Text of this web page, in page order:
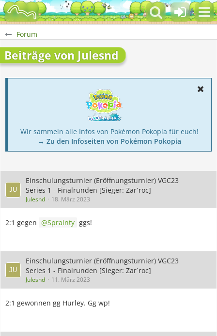
Forum
Beiträge von Julesnd
Wir sammeln alle Infos von Pokémon Pokopia für euch!
→ Zu den Infoseiten von Pokémon Pokopia
Einschulungsturnier (Eröffnungsturnier) VGC23
Series 1 - Finalrunden [Sieger: Zar´roc]
Julesnd 18. März 2023
2:1 gegen Sprainty ggs!
Einschulungsturnier (Eröffnungsturnier) VGC23
Series 1 - Finalrunden [Sieger: Zar´roc]
Julesnd 11. März 2023
2:1 gewonnen gg Hurley. Gg wp!